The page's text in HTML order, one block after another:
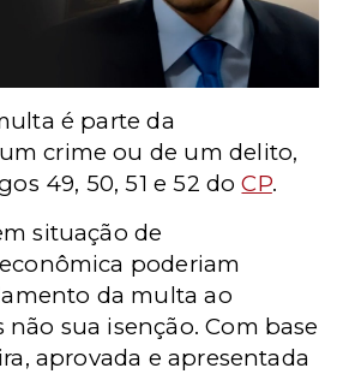
é parte da
crime ou de um delito,
49, 50, 51 e 52 doCP.
situação de
poderiam
da multa ao
não sua isenção. Com base
aprovada e apresentada